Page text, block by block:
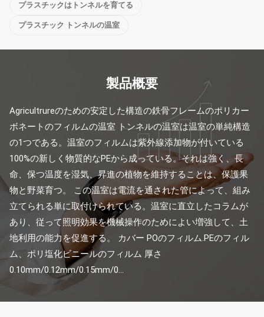
プラスチックはトンネルを育てる
プラスチック トンネルの温室
製品概要
Agricultrureのための安定した構造の鉄骨フレームのポリカー
ボネートのフィルムの温室 トンネルの温室は温室の単純構造
の1つである。温室のフィルムは紫外線添加物が付いている
100%の新しく物質的なPEから成っている。それは強く、長
命、保つ温度を湿気、昇進の植物を維持することは、保護果
物と野菜育つ。 この温室は電流を通された管によって、組み
立てられる単に取付けられている。温室に直立したコラムが
あり、従って照明効果を機械操作のためによい増強して、土
地利用の能力を促進する。 カバー POのフィルム.PEのフィル
ム、ポリ塩化ビニールのフィルム 厚さ
0.10mm/0.12mm/0.15mm/0...